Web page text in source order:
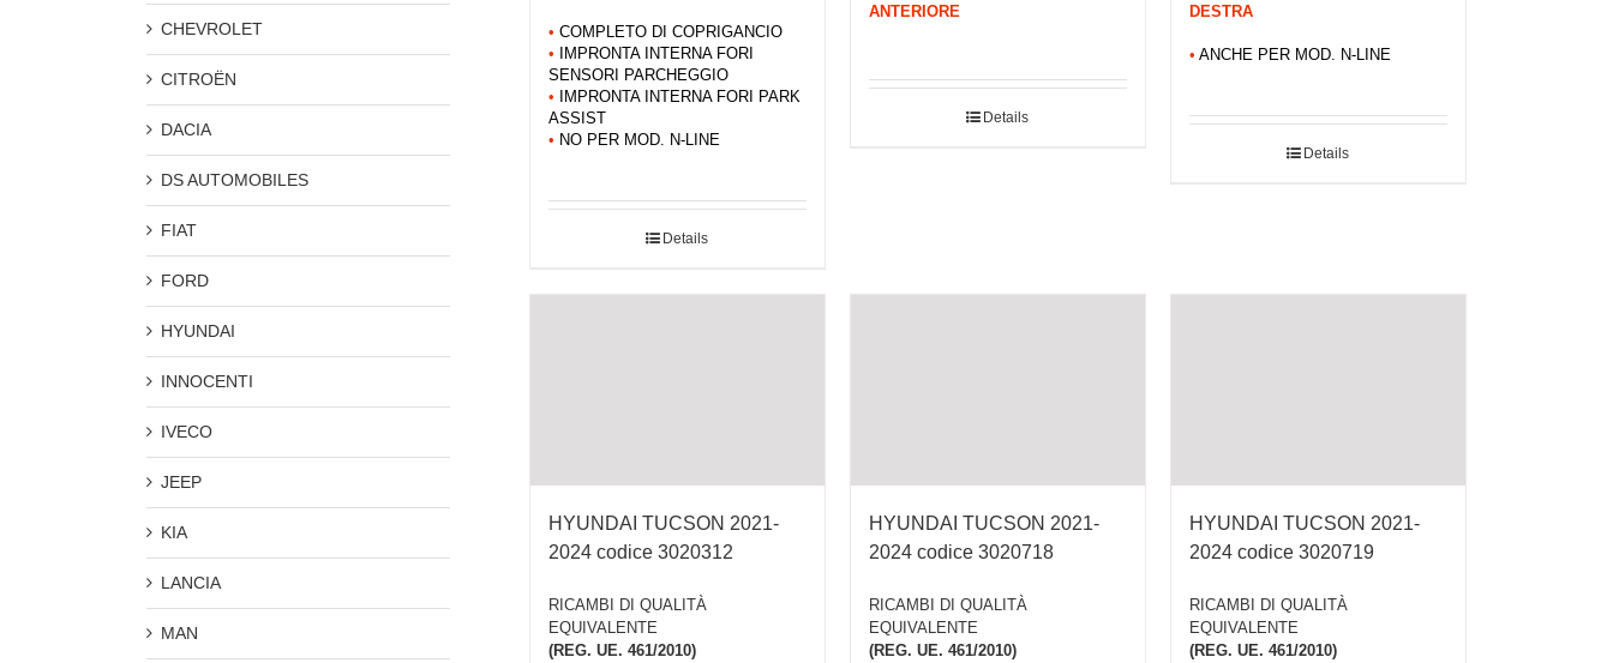
• COMPLETO DI COPRIGANCIO
•
IMPRONTA INTERNA FORI
SENSORI PARCHEGGIO
•
IMPRONTA INTERNA FORI PARK
ASSIST
• NO PER MOD. N-LINE
Details
ANTERIORE
Details
DESTRA
• ANCHE PER MOD. N-LINE
Details
HYUNDAI TUCSON 2021-
2024 codice 3020312
RICAMBI DI QUALITÀ
EQUIVALENTE
(REG. UE. 461/2010)
HYUNDAI TUCSON 2021-
2024 codice 3020718
RICAMBI DI QUALITÀ
EQUIVALENTE
(REG. UE. 461/2010)
HYUNDAI TUCSON 2021-
2024 codice 3020719
RICAMBI DI QUALITÀ
EQUIVALENTE
(REG. UE. 461/2010)
CHEVROLET
CITROËN
DACIA
DS AUTOMOBILES
FIAT
FORD
HYUNDAI
INNOCENTI
IVECO
JEEP
KIA
LANCIA
MAN